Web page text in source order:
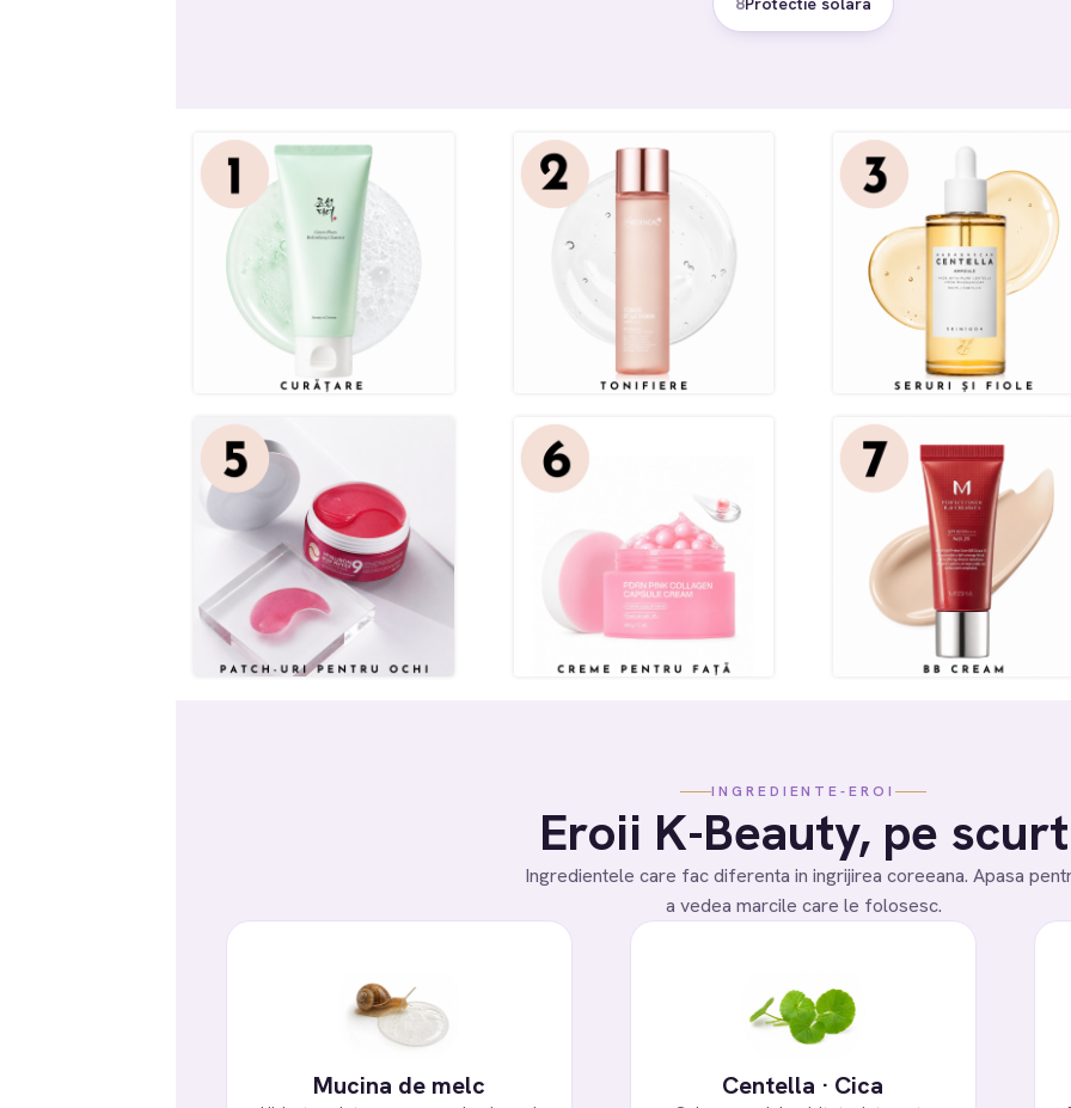
INGREDIENTE-EROI
Eroii K-Beauty, pe scurt
Ingredientele care fac diferenta in ingrijirea coreeana. Apasa
a vedea marcile care le folosesc.
Mucina de melc Centella · Cica
Numele listei de dorinte
Anuleaza Creeaza o lista de dorinte